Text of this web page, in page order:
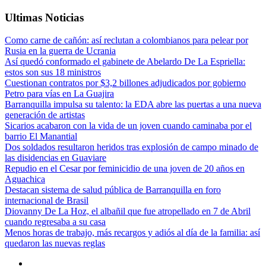
Ultimas Noticias
Como carne de cañón: así reclutan a colombianos para pelear por
Rusia en la guerra de Ucrania
Así quedó conformado el gabinete de Abelardo De La Espriella:
estos son sus 18 ministros
Cuestionan contratos por $3,2 billones adjudicados por gobierno
Petro para vías en La Guajira
Barranquilla impulsa su talento: la EDA abre las puertas a una nueva
generación de artistas
Sicarios acabaron con la vida de un joven cuando caminaba por el
barrio El Manantial
Dos soldados resultaron heridos tras explosión de campo minado de
las disidencias en Guaviare
Repudio en el Cesar por feminicidio de una joven de 20 años en
Aguachica
Destacan sistema de salud pública de Barranquilla en foro
internacional de Brasil
Diovanny De La Hoz, el albañil que fue atropellado en 7 de Abril
cuando regresaba a su casa
Menos horas de trabajo, más recargos y adiós al día de la familia: así
quedaron las nuevas reglas